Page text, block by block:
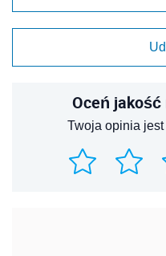
Oceń jakość
Twoja opinia